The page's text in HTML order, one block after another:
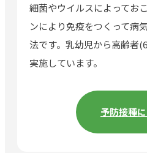
細菌やウイルスによってお
ンにより免疫をつくって病
法です。乳幼児から高齢者
実施しています。
予防接種